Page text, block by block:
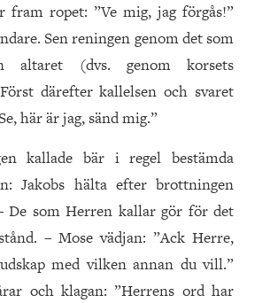
fram ropet: ”Ve mig, jag förgås!”
Sen reningen genom det som
altaret (dvs. genom korsets
därefter kallelsen och svaret
här är jag, sänd mig.”
kallade bär i regel bestämda
Jakobs hälta efter brottningen
De som Herren kallar gör för det
– Mose vädjan: ”Ack Herre,
med vilken annan du vill.”
och klagan: ”Herrens ord har